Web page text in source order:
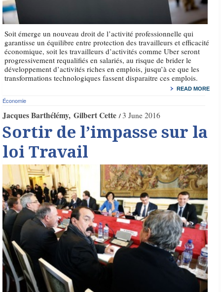
Soit émerge un nouveau droit de l’activité professionnelle qui
garantisse un équilibre entre protection des travailleurs et efficacité
économique, soit les travailleurs d’activités comme Uber seront
progressivement requalifiés en salariés, au risque de brider le
développement d’activités riches en emplois, jusqu’à ce que les
transformations technologiques fassent disparaitre ces emplois.
READ MORE
Économie
Jacques Barthélémy Gilbert Cette 3 June 2016
Sortir de l’impasse sur la
loi Travail